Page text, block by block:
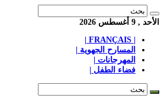
الأحد , 9 أغسطس 2026
المسارح الجهوية |
المهرجانات |
فضاء الطفل |